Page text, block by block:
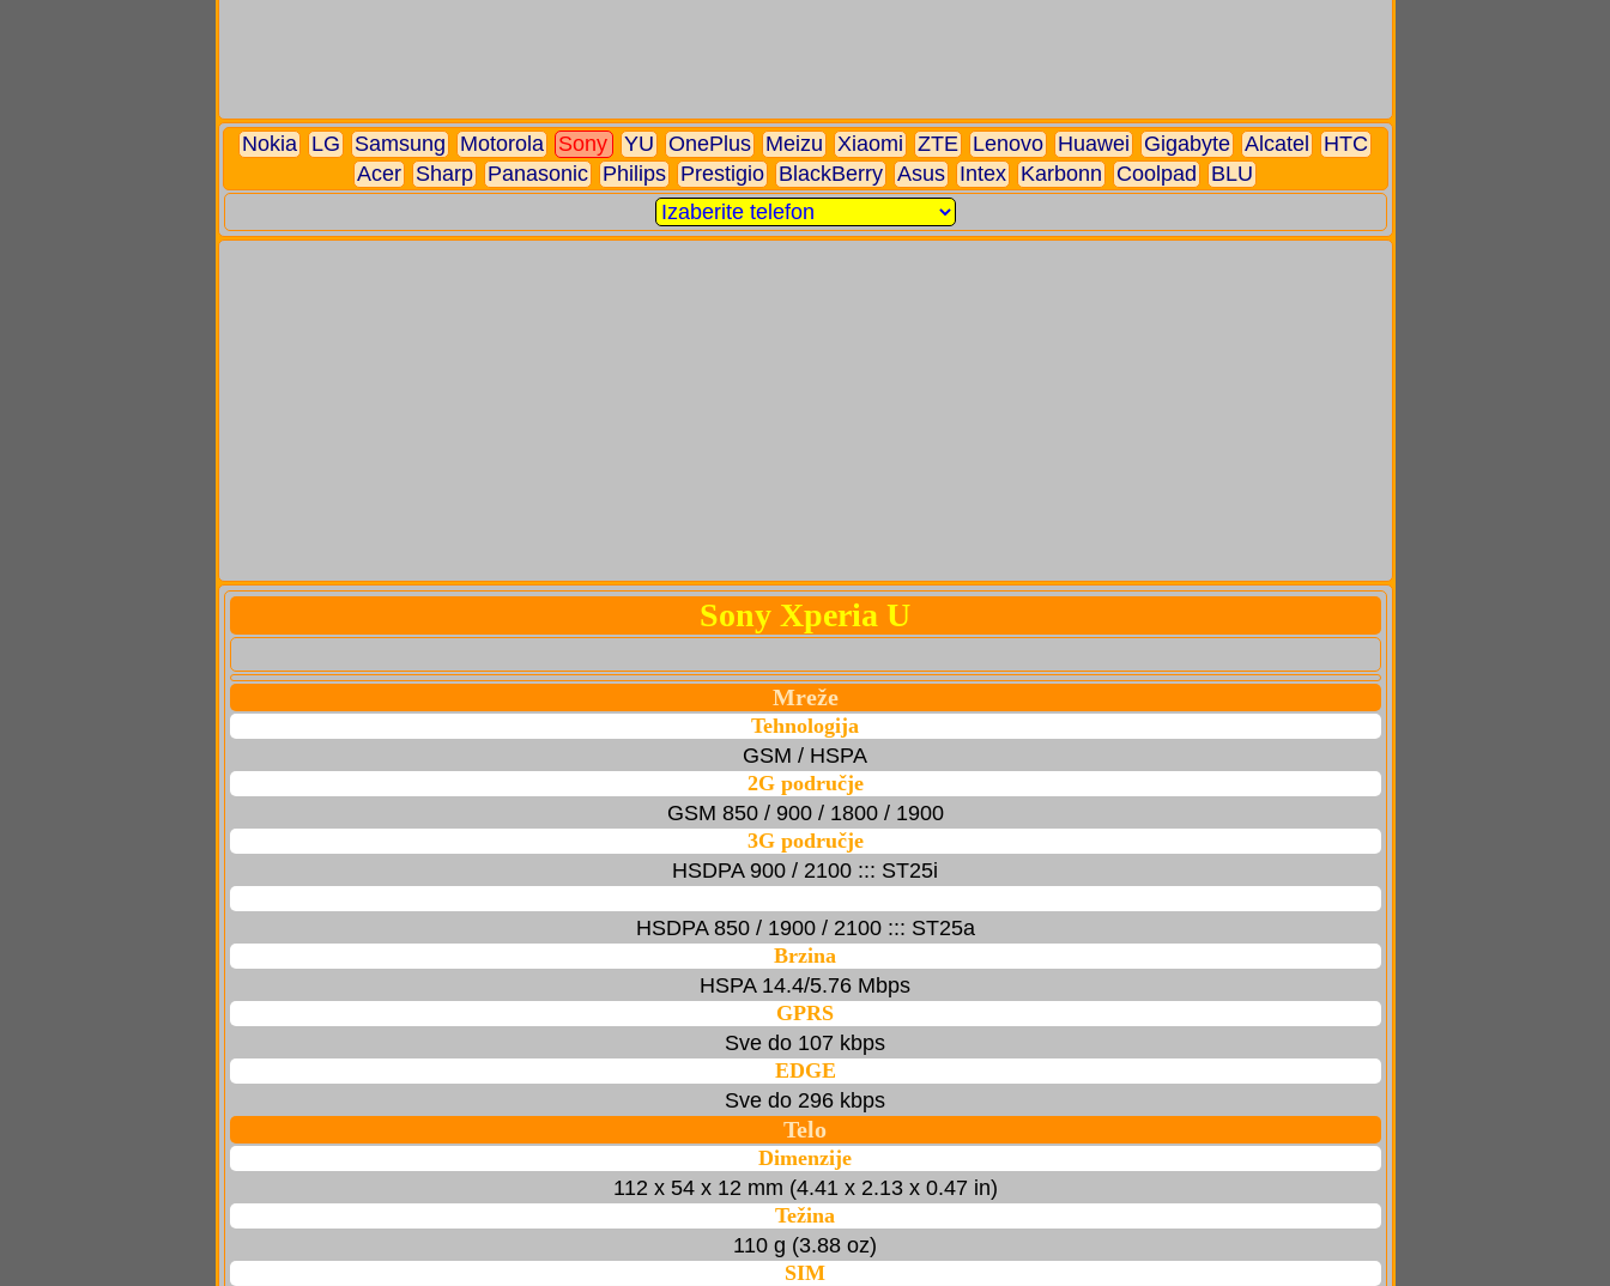
Nokia LG Samsung Motorola Sony YU OnePlus Meizu Xiaomi ZTE Lenovo Huawei Gigabyte Alcatel
HTC
Acer
Sharp Panasonic Philips Prestigio BlackBerry Asus Intex Karbonn Coolpad BLU
Sony Xperia U
Mreže
Tehnologija
GSM / HSPA
2G područje
GSM 850 / 900 / 1800 / 1900
3G područje
HSDPA 900 / 2100 ::: ST25i
HSDPA 850 / 1900 / 2100 ::: ST25a
Brzina
HSPA 14.4/5.76 Mbps
GPRS
Sve do 107 kbps
EDGE
Sve do 296 kbps
Telo
Dimenzije
112 x 54 x 12 mm (4.41 x 2.13 x 0.47 in)
Težina
110 g (3.88 oz)
SIM